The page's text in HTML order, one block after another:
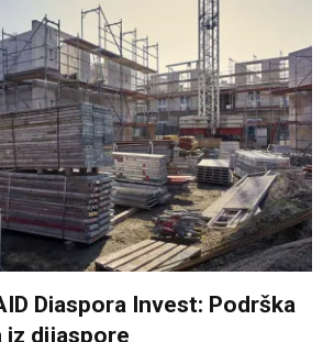
Diaspora Invest: Podrška
iz dijaspore